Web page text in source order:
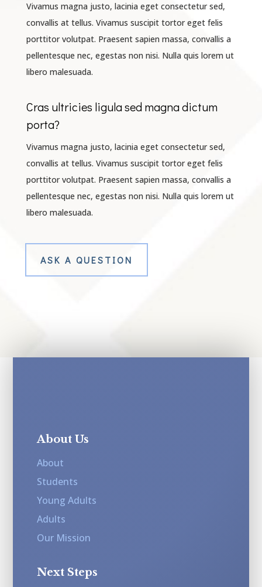
Vivamus magna justo, lacinia eget consectetur sed,
convallis at tellus. Vivamus suscipit tortor eget felis
porttitor volutpat. Praesent sapien massa, convallis a
pellentesque nec, egestas non nisi. Nulla quis lorem ut
libero malesuada.
Cras ultricies ligula sed magna dictum
porta?
Vivamus magna justo, lacinia eget consectetur sed,
convallis at tellus. Vivamus suscipit tortor eget felis
porttitor volutpat. Praesent sapien massa, convallis a
pellentesque nec, egestas non nisi. Nulla quis lorem ut
libero malesuada.
ASK A QUESTION
About Us
About
Students
Young Adults
Adults
Our Mission
Next Steps